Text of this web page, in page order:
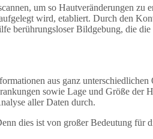
um so Hautveränderungen zu
wird, etabliert. Durch den
berührungsloser Bildgebung, die
aus ganz unterschiedlichen
sowie Lage und Größe der
aller Daten durch.
dies ist von großer Bedeutung für